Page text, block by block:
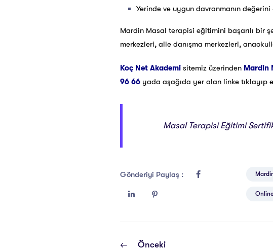
Yerinde ve uygun davranmanın değerini
Mardin Masal terapisi eğitimini başarılı bir
merkezleri, aile danışma merkezleri,
Koç Net Akademi sitemiz üzerinden Mardin
96 66 yada aşağıda yer alan linke
Masal Terapisi Eğitimi
Gönderiyi Paylaş :
Önceki